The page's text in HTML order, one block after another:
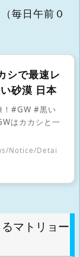
毎日午前０
シで最速レ
砂漠 日本
！#GW #黒い
はカカシと一
Notice/Detai
マトリョー